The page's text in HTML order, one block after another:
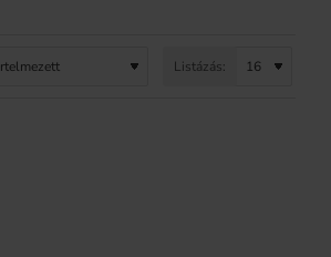
Listázás: